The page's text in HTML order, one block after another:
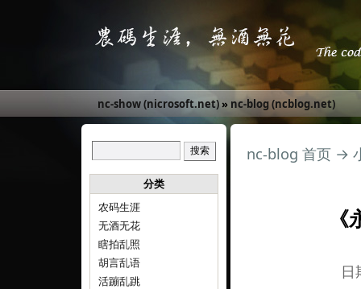
nc-show (nicrosoft.net)» nc-blog (ncblog.net)
分类
农码生涯
无酒无花
瞎拍乱照
胡言乱语
活蹦乱跳
nc-blog 首页 →
日